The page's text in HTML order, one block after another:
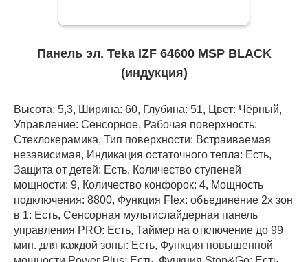
Панель эл. Teka IZF 64600 MSP BLACK
(индукция)
Высота: 5,3, Ширина: 60, Глубина: 51, Цвет: Чёрный,
Управление: Сенсорное, Рабочая поверхность:
Стеклокерамика, Тип поверхности: Встраиваемая
независимая, Индикация остаточного тепла: Есть,
Защита от детей: Есть, Количество ступеней
мощности: 9, Количество конфорок: 4, Мощность
подключения: 8800, Функция Flex: объединение 2х зон
в 1: Есть, Сенсорная мультислайдерная панель
управления PRO: Есть, Таймер на отключение до 99
мин. для каждой зоны: Есть, Функция повышенной